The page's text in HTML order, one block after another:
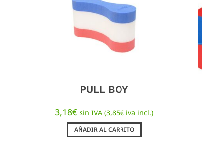
PULL BOY
3,18€ sin IVA (3,85€ iva incl.)
AÑADIR AL CARRITO